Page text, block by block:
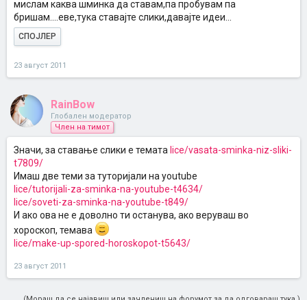
мислам каква шминка да ставам,па пробувам па
бришам....еве,тука ставајте слики,давајте идеи...
СПОЈЛЕР
23 август 2011
RainBow
Глобален модератор
Член на тимот
Значи, за ставање слики е темата lice/vasata-sminka-niz-sliki-
t7809/
Имаш две теми за туторијали на youtube
lice/tutorijali-za-sminka-na-youtube-t4634/
lice/soveti-za-sminka-na-youtube-t849/
И ако ова не е доволно ти останува, ако веруваш во
хороскоп, темава
lice/make-up-spored-horoskopot-t5643/
23 август 2011